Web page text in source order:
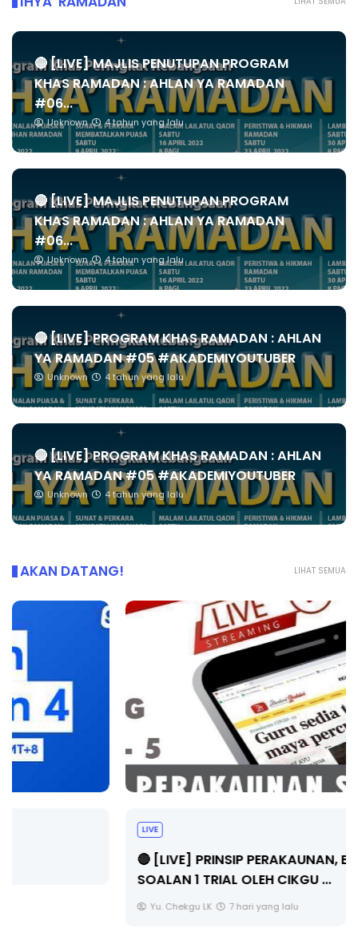
🔴 [LIVE] MAJLIS PENUTUPAN PROGRAM
KHAS RAMADAN : AHLAN YA RAMADAN
#06...
Unknown 4 tahun yang lalu
🔴 [LIVE] MAJLIS PENUTUPAN PROGRAM
KHAS RAMADAN : AHLAN YA RAMADAN
#06...
Unknown 4 tahun yang lalu
🔴 [LIVE] PROGRAM KHAS RAMADAN : AHLAN
YA RAMADAN #05 #AKADEMIYOUTUBER
Unknown 4 tahun yang lalu
🔴 [LIVE] PROGRAM KHAS RAMADAN : AHLAN
YA RAMADAN #05 #AKADEMIYOUTUBER
Unknown 4 tahun yang lalu
LIHAT SEMUA
AKAN DATANG!
🔴 [LIVE] PRINSIP PERAKAUNAN, BEDAH TUNTAS
SOALAN 1 TRIAL OLEH CIKGU ...
7 hari yang lalu